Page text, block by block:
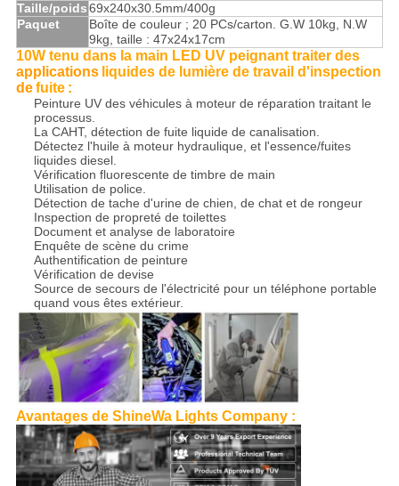
Taille/poids69x240x30.5mm/400g
Paquet
Boîte de couleur ; 20 PCs/carton. G.W 10kg, N.W
9kg, taille : 47x24x17cm
10W tenu dans la main LED UV peignant traiter des
applications liquides de lumière de travail d'inspection
defuite :
Peinture UV des véhicules à moteur de réparation traitant le
processus.
La CAHT, détection de fuite liquide de canalisation.
Détectez l'huile à moteur hydraulique, et l'essence/fuites
liquides diesel.
Vérification fluorescente de timbre de main
Utilisation de police.
Détection de tache d'urine de chien, de chat et de rongeur
Inspection de propreté de toilettes
Document et analyse de laboratoire
Enquête de scène du crime
Authentification de peinture
Vérification de devise
Source de secours de l'électricité pour un téléphone portable
quand vous êtes extérieur.
Avantages de ShineWa Lights Company :